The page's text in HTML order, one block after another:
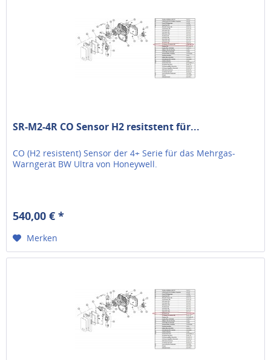
SR-M2-4R CO Sensor H2 resitstent für...
CO (H2 resistent) Sensor der 4+ Serie für das Mehrgas-
Warngerät BW Ultra von Honeywell.
540,00 € *
Merken